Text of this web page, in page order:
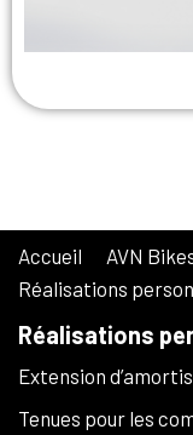
Accueil AVN
Réalisations
Réalisations
Extension
Tenues pour les